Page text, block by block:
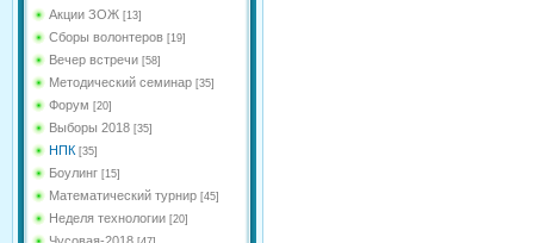
Акции ЗОЖ [13]
Сборы волонтеров [19]
Вечер встречи [58]
Методический семинар [35]
Форум [20]
Выборы 2018 [35]
НПК [35]
Боулинг [15]
Математический турнир [45]
Неделя технологии [20]